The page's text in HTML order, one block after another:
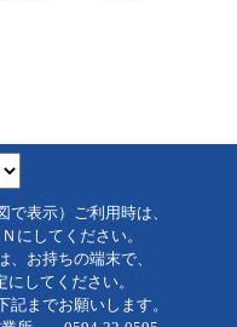
表示）ご利用時は、
にしてください。
お持ちの端末で、
してください。
までお願いします。